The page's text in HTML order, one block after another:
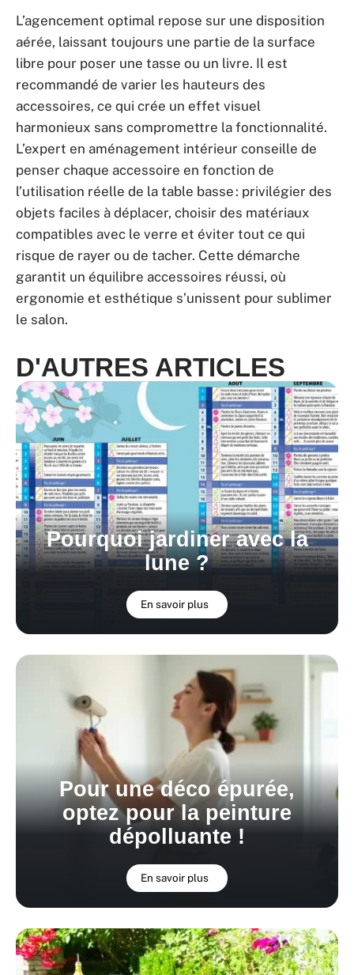
L’agencement optimal repose sur une disposition
aérée, laissant toujours une partie de la surface
libre pour poser une tasse ou un livre. Il est
recommandé de varier les hauteurs des
accessoires, ce qui crée un effet visuel
harmonieux sans compromettre la fonctionnalité.
L’expert en aménagement intérieur conseille de
penser chaque accessoire en fonction de
l’utilisation réelle de la table basse : privilégier des
objets faciles à déplacer, choisir des matériaux
compatibles avec le verre et éviter tout ce qui
risque de rayer ou de tacher. Cette démarche
garantit un équilibre accessoires réussi, où
ergonomie et esthétique s’unissent pour sublimer
le salon.
D'AUTRES ARTICLES
Pourquoi jardiner avec la
lune ?
En savoir plus
Pour une déco épurée,
optez pour la peinture
dépolluante !
En savoir plus